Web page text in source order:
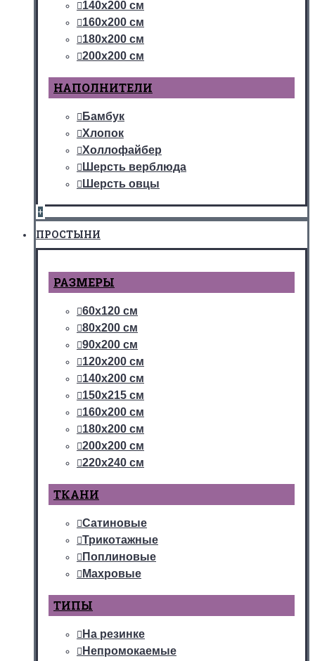
140х200 см
160х200 см
180х200 см
200х200 см
НАПОЛНИТЕЛИ
Бамбук
Хлопок
Холлофайбер
Шерсть верблюда
Шерсть овцы
+
ПРОСТЫНИ
РАЗМЕРЫ
60х120 см
80х200 см
90х200 см
120х200 см
140х200 см
150х215 см
160х200 см
180х200 см
200х200 см
220х240 см
ТКАНИ
Сатиновые
Трикотажные
Поплиновые
Махровые
ТИПЫ
На резинке
Непромокаемые